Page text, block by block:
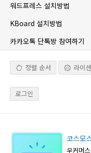
워드프레스 설치방법
KBoard 설치방법
카카오톡 단톡방 참여하기
정렬 순서 라이
로그인
코스모